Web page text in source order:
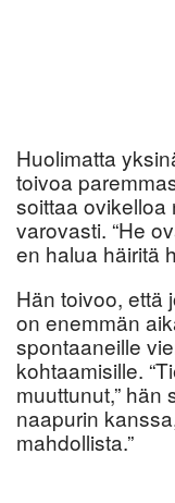
Huolimatta
toivoa
soittaa ovikelloa
varovasti. “He
en halua häiritä
Hän toivoo, että
on enemmän
spontaaneille
kohtaamisille.
muuttunut,” hän
naapurin
mahdollista.”